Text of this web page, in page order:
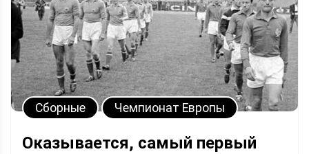
Сборные Чемпионат Европы
Оказывается, самый первый